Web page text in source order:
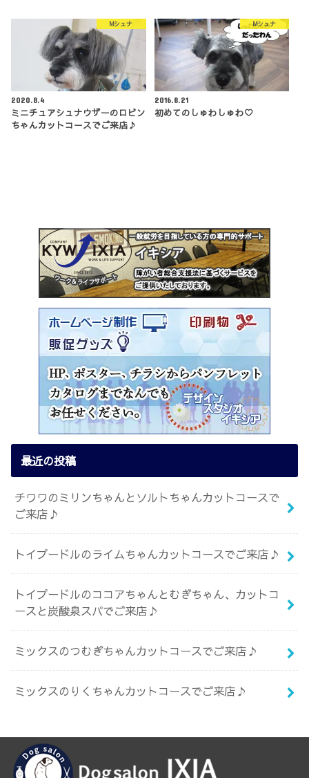
Mシュナ
2020.8.4
ミニチュアシュナウザーのロビン
ちゃんカットコースでご来店♪
Mシュナ
2016.8.21
初めてのしゅわしゅわ♡
最近の投稿
チワワのミリンちゃんとソルトちゃんカットコースで
ご来店♪
トイプードルのライムちゃんカットコースでご来店♪
トイプードルのココアちゃんとむぎちゃん、カットコ
ースと炭酸泉スパでご来店♪
ミックスのつむぎちゃんカットコースでご来店♪
ミックスのりくちゃんカットコースでご来店♪